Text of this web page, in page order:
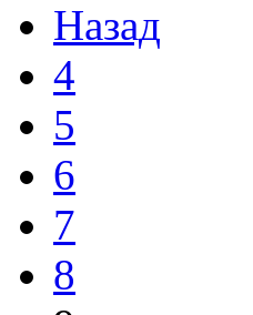
Назад
4
5
6
7
8